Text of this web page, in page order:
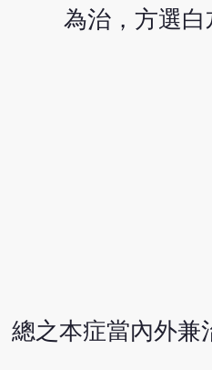
為治，方選
總之本症當內外兼